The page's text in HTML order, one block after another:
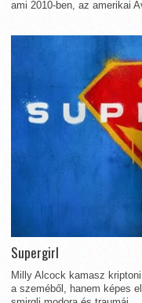
ami 2010-ben, az amerikai
Supergirl
Milly Alcock kamasz
a szeméből, hanem képes